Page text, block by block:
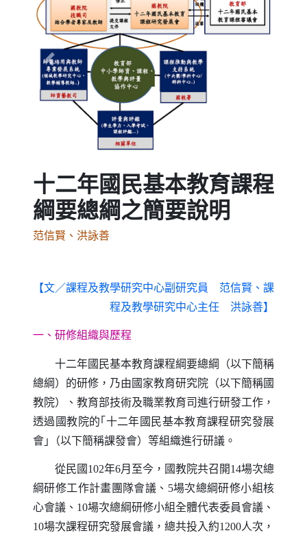
Previous
十二年國民基本教育課程
綱要總綱之簡要說明
范信賢、洪詠善
【文／課程及教學研究中心副研究員 范信賢、課
程及教學研究中心主任 洪詠善】
一、研修組織與歷程
十二年國民基本教育課程綱要總綱（以下簡稱
總綱）的研修，乃由國家教育研究院（以下簡稱國
教院）、教育部技術及職業教育司進行研發工作，
透過國教院的｢十二年國民基本教育課程研究發展
會｣（以下簡稱課發會）等組織進行研議。
從民國 102年6月至今，國教院共召開14場次總
綱研修工作計畫團隊會議、 5場次總綱研修小組核
心會議、 10場次總綱研修小組全體代表委員會議、
10場次課程研究發展會議，總共投入約1200人次，